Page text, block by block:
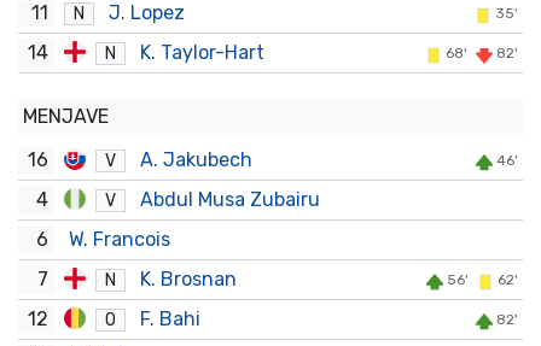
11 N J. Lopez 35'
14 N K. Taylor-Hart 68' 82'
MENJAVE
16
V A. Jakubech 46'
4 V
Abdul Musa Zubairu
6
W. Francois
7
N K. Brosnan 56' 62'
12 O F. Bahi 82'